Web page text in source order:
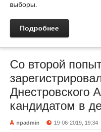
выборы.
Подробнее
Со второй
Днестровского
кандидатом в
npadmin 19-06-2019, 19:34